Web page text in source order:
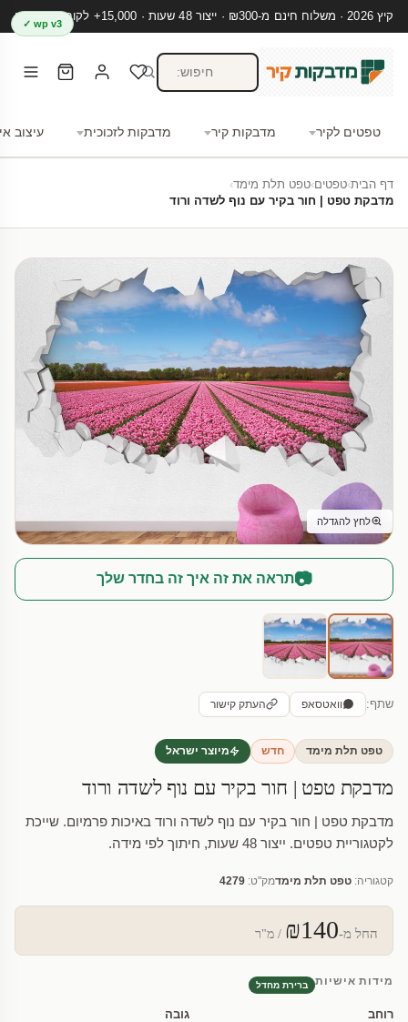
קיץ 2026 · משלוח חינם מ-₪300 · ייצור 48 שעות · 15,000+ לקוחות מרוצים
טפטים לקיר מדבקות קיר מדבקות לזכוכית עיצוב
wp v3 ✓
דף הבית›טפטים›טפט תלת מימד›
מדבקת טפט | חור בקיר עם נוף לשדה ורוד
לחץ להגדלה
📷תראה את זה איך זה בחדר שלך
שתף: וואטסאפ העתק קישור
טפט תלת מימד חדש מיוצר ישראל
מדבקת טפט | חור בקיר עם נוף לשדה ורוד
מדבקת טפט | חור בקיר עם נוף לשדה ורוד באיכות פרמיום. שייכת
לקטגוריית טפטים. ייצור 48 שעות, חיתוך לפי מידה.
קטגוריה: טפט תלת מימדמק"ט: 4279
החל מ-₪140 / מ"ר
מידות אישיות ברירת מחדל
רוחב גובה